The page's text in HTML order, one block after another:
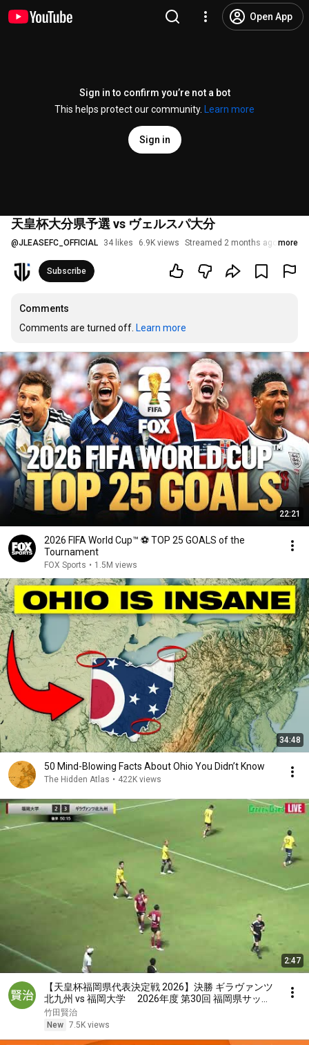
Open App
Sign in to confirm you’re not a bot
This helps protect our community.
Learn more
Sign in
天皇杯大分県予選 vs ヴェルスパ大分
@JLEASEFC_OFFICIAL 34 likes 6.9K views Streamed 2 months ago more
Subscribe
Comments
Comments are turned off. Learn more
22:21
2026 FIFA World Cup™ ⚽ TOP 25 GOALS of the
Tournament
FOX Sports • 1.5M views
34:48
50 Mind-Blowing Facts About Ohio You Didn’t Know
The Hidden Atlas • 422K views
2:47
【天皇杯福岡県代表決定戦 2026】決勝 ギラヴァンツ
北九州 vs 福岡大学 2026年度 第30回 福岡県サッカ
ー選手権大会 11
竹田賢治
New 7.5K views